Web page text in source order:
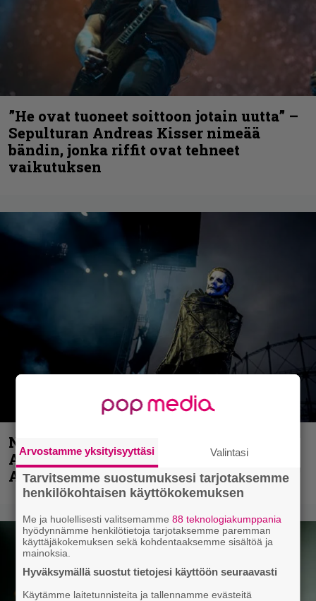
”He ovat tuoneet soittoon jotain uutta” –
Sepulturan Andreas Kisser nimeää
bändin, jonka riffit ovat tehneet
vaikutuksen
Näin lähtee Ghostin Tobias Forgelta
Accept – menossa mukana myös
Anthrax- ja Korn-miehistöä
Arvostamme yksityisyyttäsi Valintasi
Tarvitsemme suostumuksesi tarjotaksemme
henkilökohtaisen käyttökokemuksen
Me ja huolellisesti valitsemamme88 teknologiakumppania
hyödynnämme henkilötietoja tarjotaksemme paremman
käyttäjäkokemuksen sekä kohdentaaksemme sisältöä ja
mainoksia.
Hyväksymällä suostut tietojesi käyttöön seuraavasti
Käytämme laitetunnisteita ja tallennamme evästeitä